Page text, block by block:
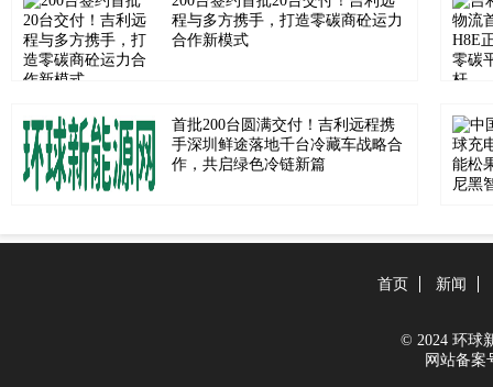
程与多方携手，打造零碳商砼运力
合作新模式
首批200台圆满交付！吉利远程携
手深圳鲜途落地千台冷藏车战略合
作，共启绿色冷链新篇
首页 新闻
© 2024 环球
网站备案